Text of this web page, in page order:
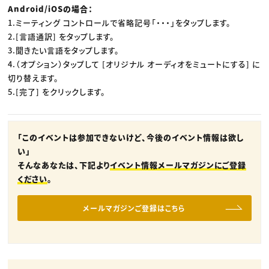
Android/iOSの場合：
1.ミーティング コントロールで省略記号「・・・」をタップします。
2.[言語通訳] をタップします。
3.聞きたい言語をタップします。
4.（オプション）タップして [オリジナル オーディオをミュートにする] に
切り替えます。
5.[完了] をクリックします。
「このイベントは参加できないけど、今後のイベント情報は欲し
い」
そんなあなたは、下記よりイベント情報メールマガジンにご登録
ください。
メールマガジンご登録はこちら